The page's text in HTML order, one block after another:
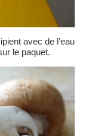
avec de l’eau
le paquet.